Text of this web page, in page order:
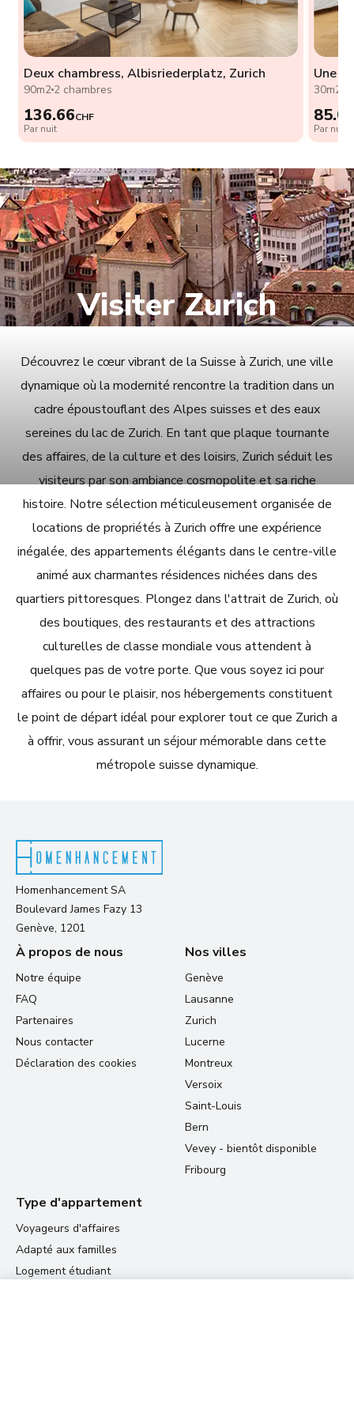
Deux chambress, Albisriederplatz, Zurich
90m22 chambres
136.66CHF
Par nuit
Une
30m2
Par nuit
Visiter Zurich
Découvrez le cœur vibrant de la Suisse à Zurich, une ville
dynamique où la modernité rencontre la tradition dans un
cadre époustouflant des Alpes suisses et des eaux
sereines du lac de Zurich. En tant que plaque tournante
des affaires, de la culture et des loisirs, Zurich séduit les
visiteurs par son ambiance cosmopolite et sa riche
histoire. Notre sélection méticuleusement organisée de
locations de propriétés à Zurich offre une expérience
inégalée, des appartements élégants dans le centre-ville
animé aux charmantes résidences nichées dans des
quartiers pittoresques. Plongez dans l'attrait de Zurich, où
des boutiques, des restaurants et des attractions
culturelles de classe mondiale vous attendent à
quelques pas de votre porte. Que vous soyez ici pour
affaires ou pour le plaisir, nos hébergements constituent
le point de départ idéal pour explorer tout ce que Zurich a
à offrir, vous assurant un séjour mémorable dans cette
métropole suisse dynamique.
Homenhancement SA
Boulevard James Fazy 13
Genève, 1201
À propos de nous
Notre équipe
FAQ
Partenaires
Nous contacter
Déclaration des cookies
Nos villes
Genève
Lausanne
Zurich
Lucerne
Montreux
Versoix
Saint-Louis
Bern
Vevey - bientôt disponible
Fribourg
Type d'appartement
Voyageurs d'affaires
Adapté aux familles
Logement étudiant